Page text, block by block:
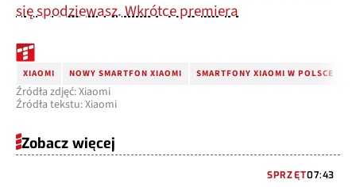
się spodziewasz. Wkrótce premiera
XIAOMI NOWY SMARTFON XIAOMI SMARTFONY XIAOMI W POLSCE
Źródła zdjęć: Xiaomi
Źródła tekstu: Xiaomi
Zobacz więcej
SPRZĘT07:43